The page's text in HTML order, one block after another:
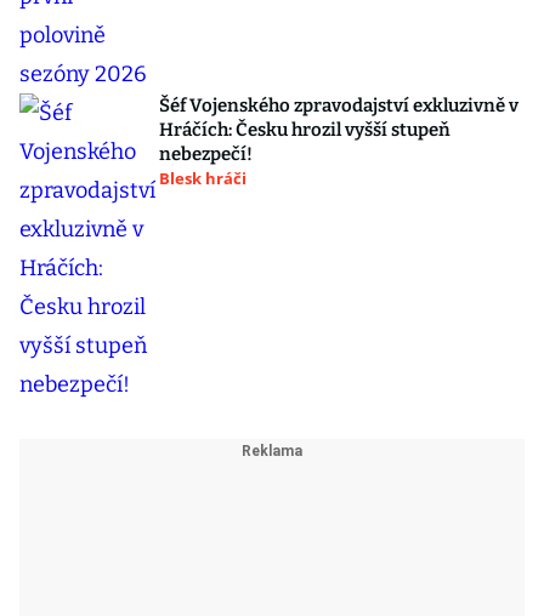
Šéf Vojenského zpravodajství exkluzivně v
Hráčích: Česku hrozil vyšší stupeň
nebezpečí!
Blesk hráči